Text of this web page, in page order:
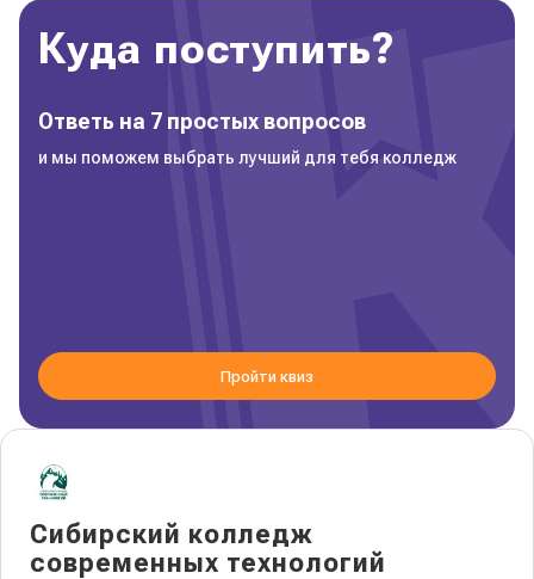
Сибирский колледж
современных технологий
Куда поступить?
Ответь на 7 простых вопросов
и мы поможем выбрать лучший для тебя колледж
Пройти квиз